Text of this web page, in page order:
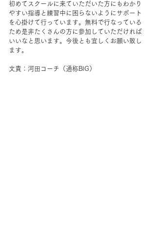
初めてスクールに来ていただいた方にもわかり
やすい指導と練習中に困らないようにサポート
を心掛けて行っています。無料で行なっている
ため是非たくさんの方に参加していただければ
いいなと思います。今後とも宜しくお願い致し
ます。
文責：河田コーチ（通称BIG）